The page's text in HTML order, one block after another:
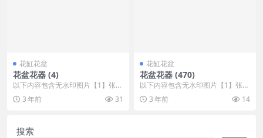
花缸花盆
花盆花器 (4)
以下内容包含无水印图片【1】张
，开通会员无障碍浏览 开通VIP会
员 3 年前 31
花缸花盆
花盆花器 (470)
以下内容包含无水印图片【1】张
，开通会员无障碍浏览 开通VIP会
员 3 年前 14
搜索